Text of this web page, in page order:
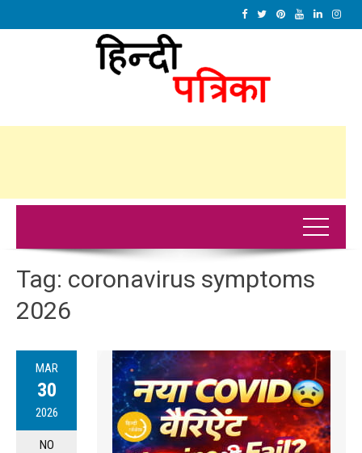
Tag: coronavirus symptoms
2026
MAR
30
2026
NO